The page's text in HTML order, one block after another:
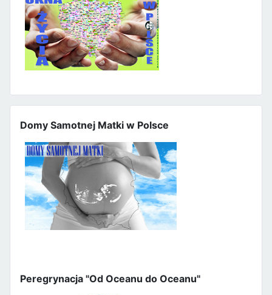
Domy Samotnej Matki w Polsce
Peregrynacja "Od Oceanu do Oceanu"